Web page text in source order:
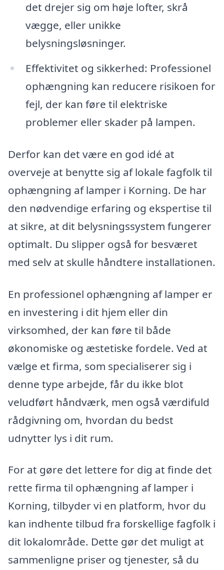
det drejer sig om høje lofter, skrå
vægge, eller unikke
belysningsløsninger.
Effektivitet og sikkerhed: Professionel
ophængning kan reducere risikoen for
fejl, der kan føre til elektriske
problemer eller skader på lampen.
Derfor kan det være en god idé at
overveje at benytte sig af lokale fagfolk til
ophængning af lamper i Korning. De har
den nødvendige erfaring og ekspertise til
at sikre, at dit belysningssystem fungerer
optimalt. Du slipper også for besværet
med selv at skulle håndtere installationen.
En professionel ophængning af lamper er
en investering i dit hjem eller din
virksomhed, der kan føre til både
økonomiske og æstetiske fordele. Ved at
vælge et firma, som specialiserer sig i
denne type arbejde, får du ikke blot
veludført håndværk, men også værdifuld
rådgivning om, hvordan du bedst
udnytter lys i dit rum.
For at gøre det lettere for dig at finde det
rette firma til ophængning af lamper i
Korning, tilbyder vi en platform, hvor du
kan indhente tilbud fra forskellige fagfolk i
dit lokalområde. Dette gør det muligt at
sammenligne priser og tjenester, så du